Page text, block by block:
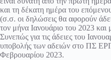
και τη δέκατη ημέρα του
(σ.σ. οι δηλώσεις θα αφορούν
τον μήνα Ιανουάριο του 2023 και
Συνεπώς για τις άδειες του
υποβολής των αδειών στο ΠΣ
Φεβρουαρίου 2023.